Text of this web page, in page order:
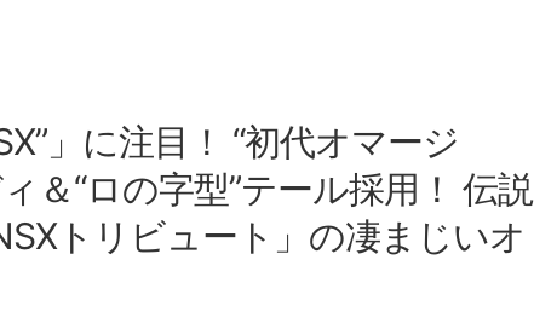
」に注目！ “初代オマージ
＆“ロの字型”テール採用！ 伝説
トリビュート」の凄まじいオ